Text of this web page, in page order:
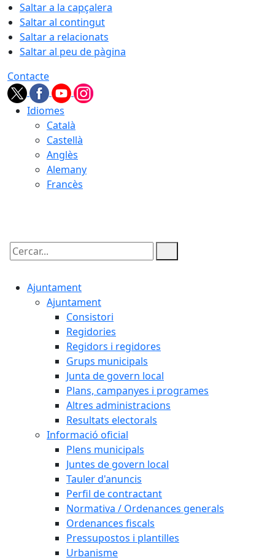
Saltar a la capçalera
Saltar al contingut
Saltar a relacionats
Saltar al peu de pàgina
Contacte
Idiomes
Català
Castellà
Anglès
Alemany
Francès
Cercar:
Ajuntament
Ajuntament
Consistori
Regidories
Regidors i regidores
Grups municipals
Junta de govern local
Plans, campanyes i programes
Altres administracions
Resultats electorals
Informació oficial
Plens municipals
Juntes de govern local
Tauler d'anuncis
Perfil de contractant
Normativa / Ordenances generals
Ordenances fiscals
Pressupostos i plantilles
Urbanisme